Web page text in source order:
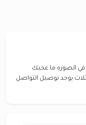
في الصوره ما عجبك
يوجد توصيل التواصل